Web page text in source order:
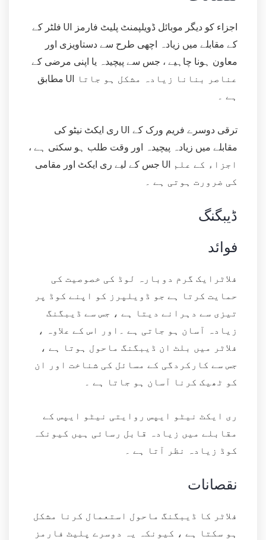
فلٹر کے UI اجزاء کو دیگر موبائل ڈویلپمنٹ پلیٹ فارمز
کے مقابلے میں زیادہ اچھی طرح سے دستاویزی اور
معاون ہونا چاہیے ، جس سے پیچیدہ یا اپنی مرضی کے
مطابق UI عناصر بنانا زیادہ مشکل ہو جاتا
ہے ۔
ری ایکٹ نیٹو کی UI ترقی دوسرے فریم ورک کے
مقابلے میں زیادہ پیچیدہ اور وقت طلب ہو سکتی ہے ،
جس کے لیے ری ایکٹ اور مقامی UI اجزاء کے علم
کی ضرورت ہوتی ہے ۔
ڈیبگنگ
فوائد
فلاٹرایک گرم دوبارہ لوڈ کی خصوصیت کی
حمایت کرتا ہے جو ڈویلپرز کو اپنے کوڈ پر
تیزی سے دہرانے دیتا ہے ، جس سے ڈیبگنگ
زیادہ آسان ہو جاتی ہے ۔اور اس کے علاوہ ،
فلاٹر میں بلٹ ان ڈیبگنگ ماحول ہوتا ہے ،
جس سے کارکردگی کے مسائل کی شناخت اور ان
کو ٹھیک کرنا آسان ہو جاتا ہے ۔
ری ایکٹ نیٹو ایپس روایتی نیٹو ایپس کے
مقابلے میں زیادہ قابل رسائی ہیں کیونکہ
کوڈ زیادہ نظر آتا ہے ۔
نقصانات
فلاٹر کا ڈیبگنگ ماحول استعمال کرنا مشکل
ہو سکتا ہے ، کیونکہ یہ دوسرے پلیٹ فارمز